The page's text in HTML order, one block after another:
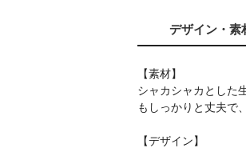
デザイン ・
【素材】
シャカシャカとした
もしっかりと丈夫で
【デザイン】